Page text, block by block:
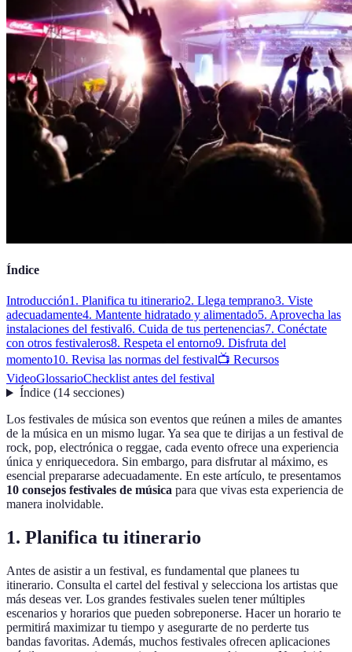
Índice
Introducción1. Planifica tu itinerario2. Llega temprano3. Viste
adecuadamente4. Mantente hidratado y alimentado5. Aprovecha las
instalaciones del festival6. Cuida de tus pertenencias7. Conéctate
con otros festivaleros8. Respeta el entorno9. Disfruta del
momento10. Revisa las normas del festival📺 Recursos
VideoGlossarioChecklist antes del festival
Índice(14 secciones)
Los festivales de música son eventos que reúnen a miles de amantes
de la música en un mismo lugar. Ya sea que te dirijas a un festival de
rock, pop, electrónica o reggae, cada evento ofrece una experiencia
única y enriquecedora. Sin embargo, para disfrutar al máximo, es
esencial prepararse adecuadamente. En este artículo, te presentamos
10 consejos festivales de música para que vivas esta experiencia de
manera inolvidable.
1. Planifica tu itinerario
Antes de asistir a un festival, es fundamental que planees tu
itinerario. Consulta el cartel del festival y selecciona los artistas que
más deseas ver. Los grandes festivales suelen tener múltiples
escenarios y horarios que pueden sobreponerse. Hacer un horario te
permitirá maximizar tu tiempo y asegurarte de no perderte tus
bandas favoritas. Además, muchos festivales ofrecen aplicaciones